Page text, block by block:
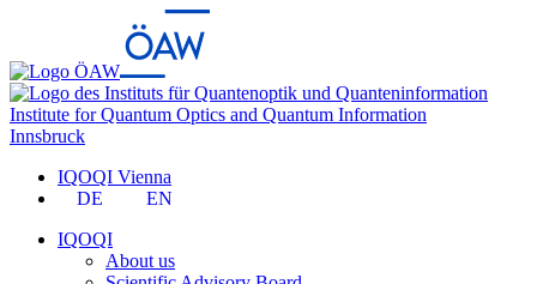
Institute for Quantum Optics and Quantum Information
Innsbruck
IQOQI Vienna
DE
EN
IQOQI
About us